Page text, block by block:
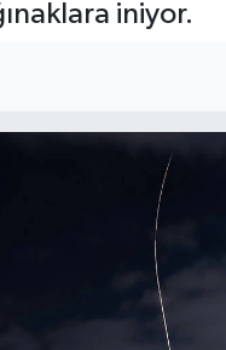
iniyor.